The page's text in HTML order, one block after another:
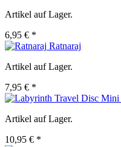
Artikel auf Lager.
6,95 € *
Ratnaraj
Artikel auf Lager.
7,95 € *
Artikel auf Lager.
10,95 € *